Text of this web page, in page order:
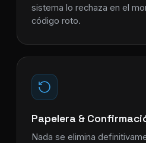
sistema lo rechaza en el
código roto.
Papelera &
Nada se elimina